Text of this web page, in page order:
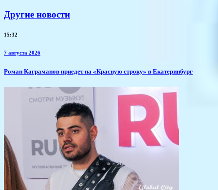
Другие новости
15:32
7 августа 2026
​Роман Каграманов приедет на «Красную строку» в Екатеринбург